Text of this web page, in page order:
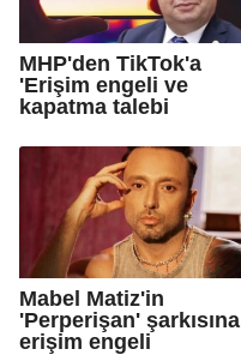
MHP'den TikTok'a
'Erişim engeli ve
kapatma talebi
Mabel Matiz'in
'Perperişan' şarkısına
erişim engeli